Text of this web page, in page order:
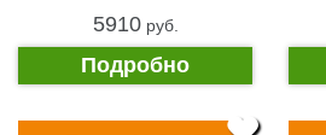
5910pуб.
Подробно